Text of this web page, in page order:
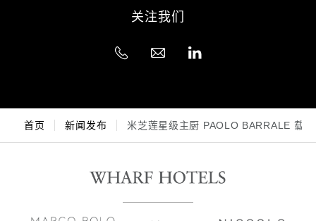
关注我们
首页 新闻发布 米芝莲星级主厨 PAOLO BARRALE 载